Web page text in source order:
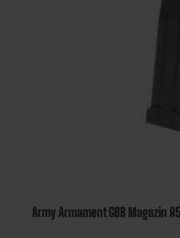
Army Armament GBB Magazin